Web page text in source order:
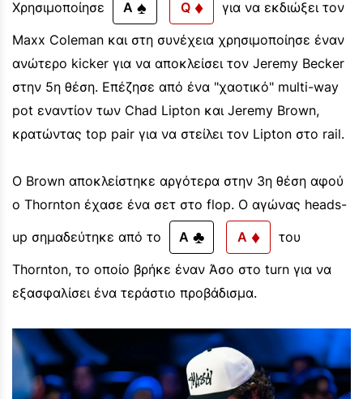
Χρησιμοποίησε A ♠ Q ♦
για να εκδιώξει τον
Maxx Coleman και στη συνέχεια χρησιμοποίησε έναν
ανώτερο kicker για να αποκλείσει τον Jeremy Becker
στην 5η θέση. Επέζησε από ένα "χαοτικό" multi-way
pot εναντίον των Chad Lipton και Jeremy Brown,
κρατώντας top pair για να στείλει τον Lipton στο rail.
Ο Brown αποκλείστηκε αργότερα στην 3η θέση αφού
ο Thornton έχασε ένα σετ στο flop. Ο αγώνας heads-
up σημαδεύτηκε από το
A ♣ A ♦
του
Thornton, το οποίο βρήκε έναν Άσο στο turn για να
εξασφαλίσει ένα τεράστιο προβάδισμα.